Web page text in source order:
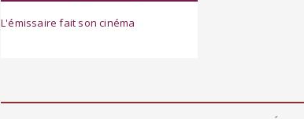
L'émissaire fait son cinéma